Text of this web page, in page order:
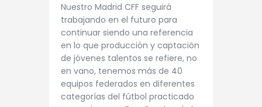
Nuestro Madrid CFF seguirá
trabajando en el futuro para
continuar siendo una referencia
en lo que producción y captación
de jóvenes talentos se refiere, no
en vano, tenemos más de 40
equipos federados en diferentes
categorías del fútbol practicado